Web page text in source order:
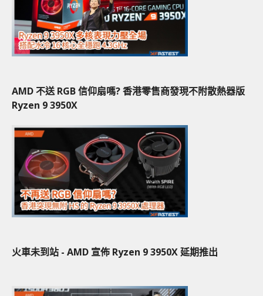
AMD 不送 RGB 信仰扇嗎? 香港零售商發現不附散熱器版
Ryzen 9 3950X
火車未到站 - AMD 宣佈 Ryzen 9 3950X 延期推出